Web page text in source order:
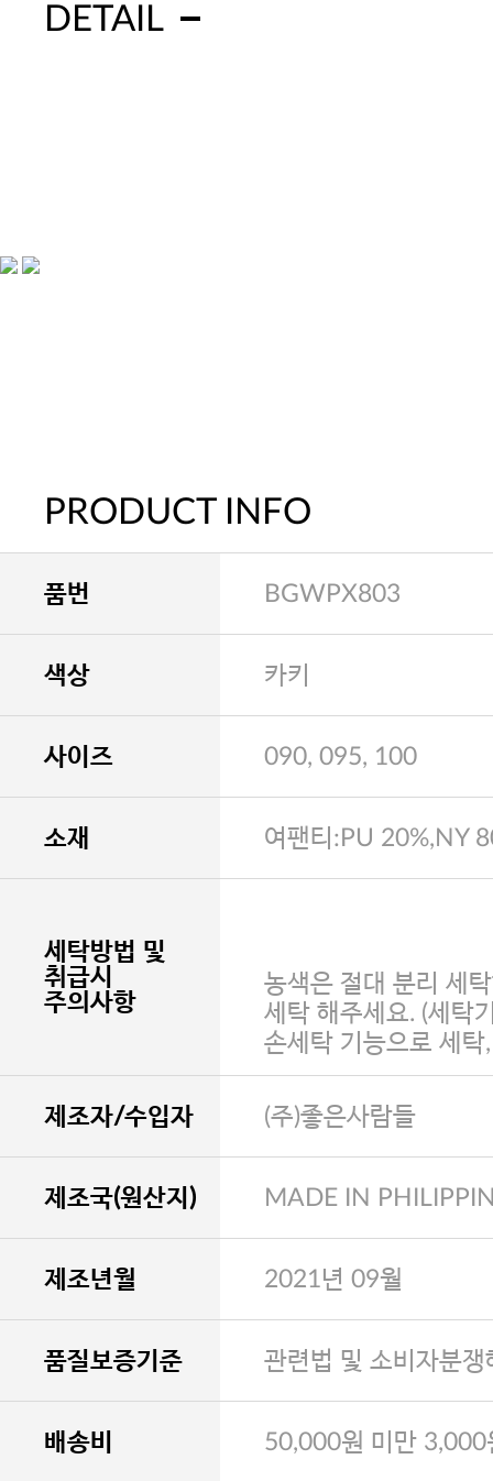
DETAIL
PRODUCT INFO
품번 BGWPX803
색상 카키
사이즈 090, 095, 100
소재 여팬티:PU 20%,NY
세탁방법 및
취급시
주의사항
농색은 절대 분리 세
세탁 해주세요. (세탁
손세탁 기능으로 세탁
제조자/수입자 (주)좋은사람들
제조국(원산지) MADE IN
제조년월 2021년 09월
품질보증기준 관련법 및 소비자분
배송비 50,000원 미만 3,000